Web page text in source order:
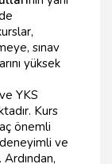
sınav
yüksek
YKS
Kurs
önemli
ve